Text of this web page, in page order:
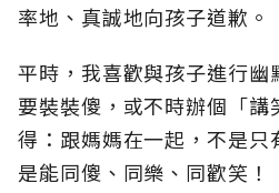
率地、真誠地向孩子道歉。
平時，我喜歡與孩子進行幽
要裝裝傻，或不時辦個「
得：跟媽媽在一起，不是
是能同傻、同樂、同歡笑！